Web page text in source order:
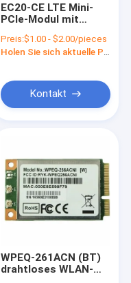
EC20-CE LTE Mini-
PCIe-Modul mit
Network-Protokollen
Preis:$1.00 - $2.00/pieces
Holen Sie sich aktuelle Preis
Kontakt
WPEQ-261ACN (BT)
drahtloses WLAN-